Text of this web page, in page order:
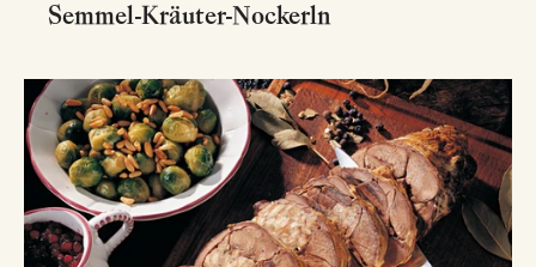
Semmel-Kräuter-Nockerln